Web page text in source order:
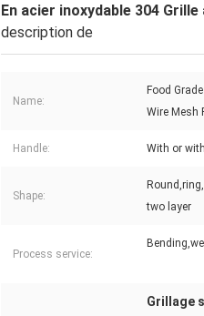
En acier inoxydable 304
description de
Name:
Food
Wire Mesh
Handle: With or
Shape:
two layer
Process service:
Grillage